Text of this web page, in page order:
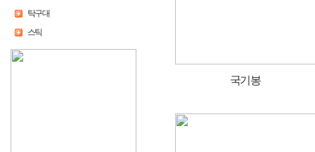
탁구대
스틱
국기봉